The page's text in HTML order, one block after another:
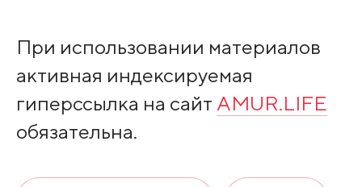
При использовании материалов
активная индексируемая
гиперссылка на сайт AMUR.LIFE
обязательна.